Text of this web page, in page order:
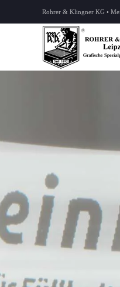
Zum Hauptinhalt springen
Rohrer & Klingner KG •